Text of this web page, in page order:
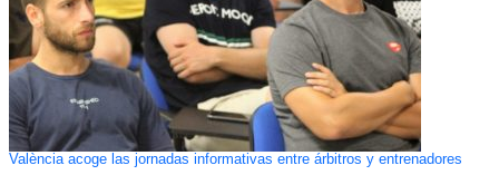
València acoge las jornadas informativas entre árbitros y entrenadores